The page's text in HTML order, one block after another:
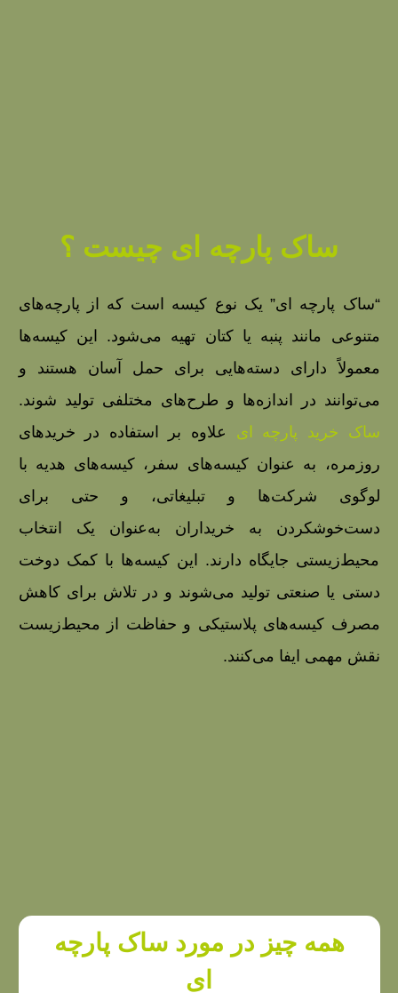
ساک پارچه ای چیست ؟
“ساک پارچه‌ ای” یک نوع کیسه است که از پارچه‌های
متنوعی مانند پنبه یا کتان تهیه می‌شود. این کیسه‌ها
معمولاً دارای دسته‌هایی برای حمل آسان هستند و
می‌توانند در اندازه‌ها و طرح‌های مختلفی تولید شوند.
ساک خرید پارچه ای علاوه بر استفاده در خریدهای
روزمره، به عنوان کیسه‌های سفر، کیسه‌های هدیه با
لوگوی شرکت‌ها و تبلیغاتی، و حتی برای
دست‌خوشکردن به خریداران به‌عنوان یک انتخاب
محیط‌زیستی جایگاه دارند. این کیسه‌ها با کمک دوخت
دستی یا صنعتی تولید می‌شوند و در تلاش برای کاهش
مصرف کیسه‌های پلاستیکی و حفاظت از محیط‌زیست
نقش مهمی ایفا می‌کنند.
همه چیز در مورد ساک پارچه
ای